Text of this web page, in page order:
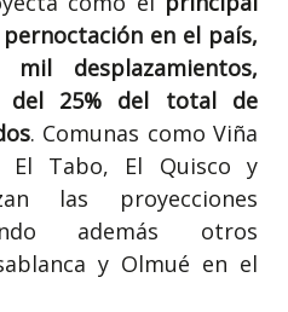
en el país,
desplazamientos,
del 25% del total de
. Comunas como Viña
El Tabo, El Quisco y
las proyecciones
además otros
y Olmué en el